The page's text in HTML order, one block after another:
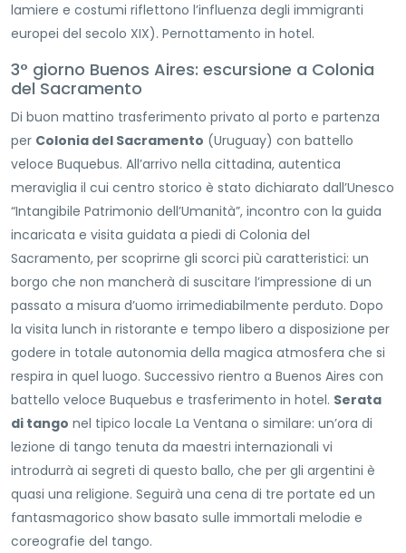
lamiere e costumi riflettono l’influenza degli immigranti
europei del secolo XIX). Pernottamento in hotel.
3° giorno Buenos Aires: escursione a Colonia
del Sacramento
Di buon mattino trasferimento privato al porto e partenza
per Colonia del Sacramento (Uruguay) con battello
veloce Buquebus. All’arrivo nella cittadina, autentica
meraviglia il cui centro storico è stato dichiarato dall’Unesco
“Intangibile Patrimonio dell’Umanità”, incontro con la guida
incaricata e visita guidata a piedi di Colonia del
Sacramento, per scoprirne gli scorci più caratteristici: un
borgo che non mancherà di suscitare l’impressione di un
passato a misura d’uomo irrimediabilmente perduto. Dopo
la visita lunch in ristorante e tempo libero a disposizione per
godere in totale autonomia della magica atmosfera che si
respira in quel luogo. Successivo rientro a Buenos Aires con
battello veloce Buquebus e trasferimento in hotel. Serata
di tango nel tipico locale La Ventana o similare: un’ora di
lezione di tango tenuta da maestri internazionali vi
introdurrà ai segreti di questo ballo, che per gli argentini è
quasi una religione. Seguirà una cena di tre portate ed un
fantasmagorico show basato sulle immortali melodie e
coreografie del tango.